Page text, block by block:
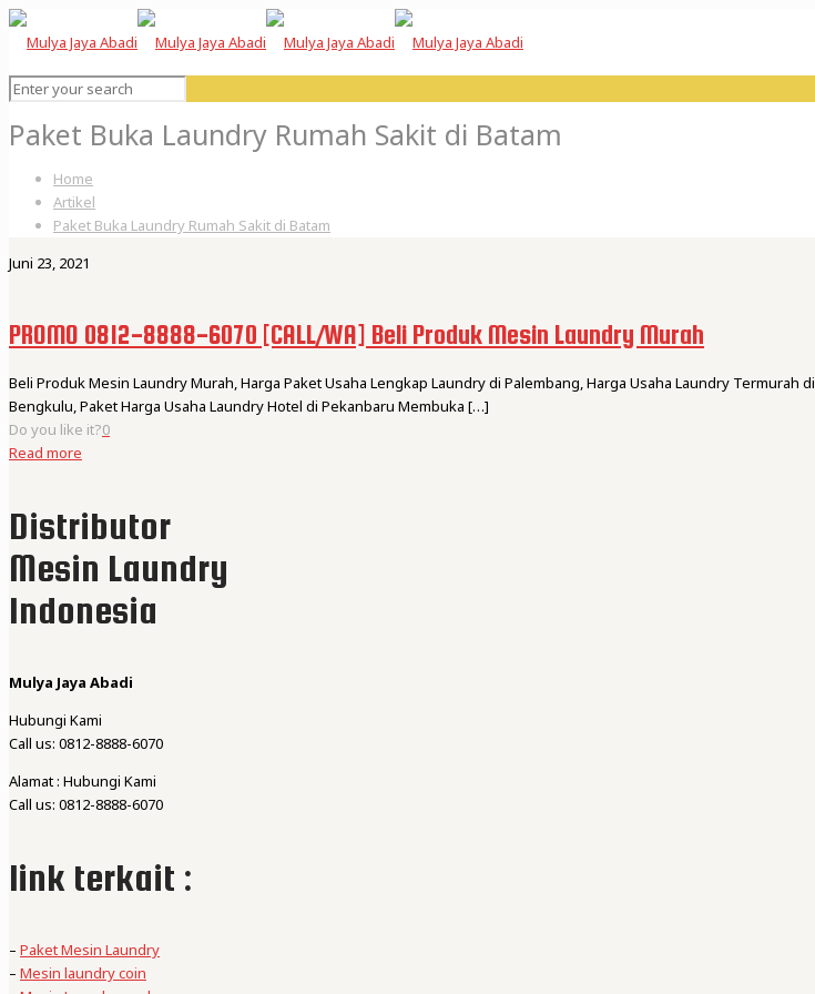
Paket Buka Laundry Rumah Sakit di Batam
Home
Artikel
Paket Buka Laundry Rumah Sakit di Batam
Juni 23, 2021
PROMO 0812-8888-6070 [CALL/WA] Beli Produk Mesin Laundry Murah
Beli Produk Mesin Laundry Murah, Harga Paket Usaha Lengkap Laundry di Palembang, Harga Usaha Laundry Termurah di
Bengkulu, Paket Harga Usaha Laundry Hotel di Pekanbaru Membuka […]
Do you like it?0
Read more
Distributor
Mesin Laundry
Indonesia
Mulya Jaya Abadi
Hubungi Kami
Call us: 0812-8888-6070
Alamat : Hubungi Kami
Call us: 0812-8888-6070
link terkait :
– Paket Mesin Laundry
– Mesin laundry coin